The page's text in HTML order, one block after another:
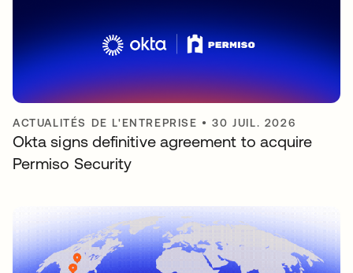
ACTUALITÉS DE L'ENTREPRISE •30 JUIL. 2026
Okta signs definitive agreement to acquire
Permiso Security